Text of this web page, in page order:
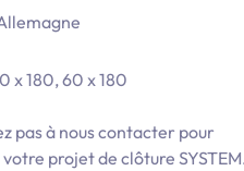
x 180, 60 x 180
pas à nous contacter pour
projet de clôture